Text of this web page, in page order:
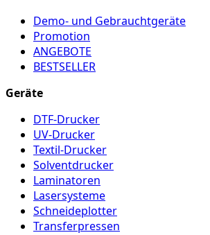
Demo- und Gebrauchtgeräte
Promotion
ANGEBOTE
BESTSELLER
Geräte
DTF-Drucker
UV-Drucker
Textil-Drucker
Solventdrucker
Laminatoren
Lasersysteme
Schneideplotter
Transferpressen